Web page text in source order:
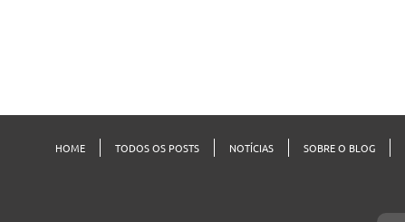
HOME TODOS OS POSTS NOTÍCIAS SOBRE O BLOG